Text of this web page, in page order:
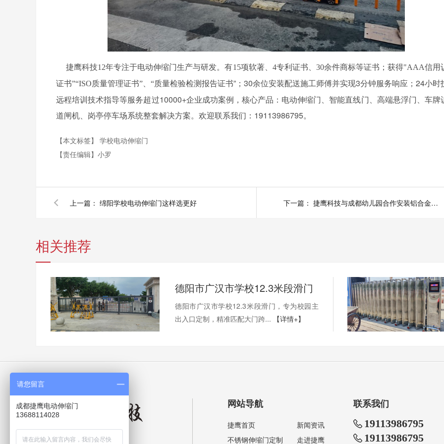
捷鹰科技12年专注于电动伸缩门生产与研发。有15项软著、4专利证书、30余件商标等证书；获得"AAA信用
证书”“ISO质量管理证书”、“质量检验检测报告证书”；30余位安装配送施工师傅并实现3分钟服务响应；24小时
远程培训技术指导等服务超过10000+企业成功案例，核心产品：电动伸缩门、智能直线门、高端悬浮门、车牌
道闸机、岗亭停车场系统整套解决方案。欢迎联系我们：19113986795。
【本文标签】 学校电动伸缩门
【责任编辑】 小罗
上一篇： 绵阳学校电动伸缩门这样选更好 下一篇： 捷鹰科技与成都幼儿园合作安装铝合金伸缩门
相关推荐
德阳市广汉市学校12.3米段滑门
德阳市广汉市学校12.3米段滑门，专为校园主
出入口定制，精准匹配大门跨...
【详情+】
成都捷鹰智能科技有限公司
网站导航
捷鹰首页
新闻资讯
不锈钢伸缩门定制
走进捷鹰
联系我们
19113986795
19113986795
请您留言
成都捷鹰电动伸缩门
13688114028